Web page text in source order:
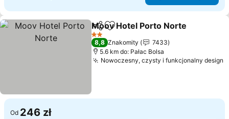
Udostępnij
Dodaj do ulubionych
Moov Hotel Porto Norte
2 Kategoria
8,8 Znakomity
7433
5.6 km do: Pałac Bolsa
Nowoczesny, czysty i funkcjonalny design
Od 246 zł